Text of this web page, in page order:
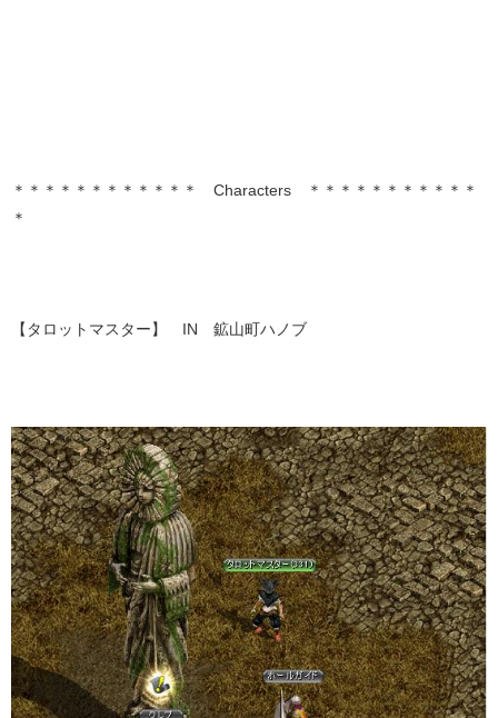
＊＊＊＊＊＊＊＊＊＊＊＊ Characters ＊＊＊＊＊＊＊＊＊＊＊
＊
【タロットマスター】 IN 鉱山町ハノブ